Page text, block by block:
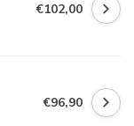
€102,00
€96,90